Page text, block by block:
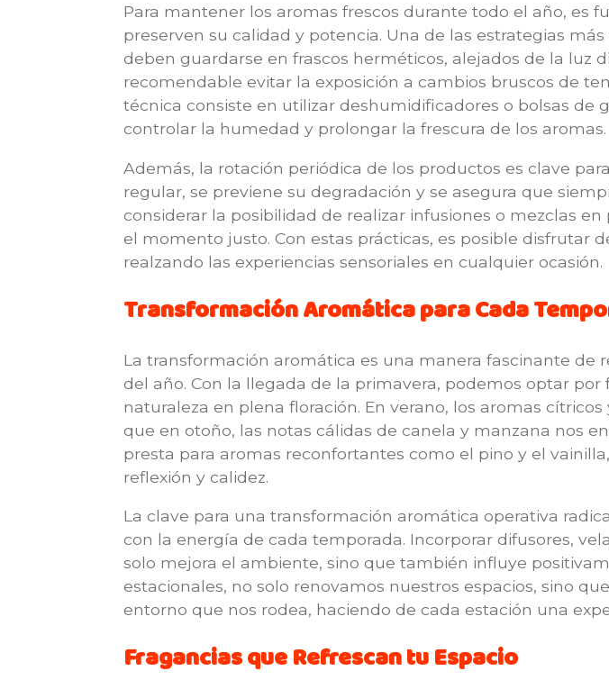
Para mantener los aromas frescos durante todo el año, es
preserven su calidad y potencia. Una de las estrategias
deben guardarse en frascos herméticos, alejados de la luz
recomendable evitar la exposición a cambios bruscos de
técnica consiste en utilizar deshumidificadores o bolsas
controlar la humedad y prolongar la frescura de los aromas.
Además, la rotación periódica de los productos es clave
regular, se previene su degradación y se asegura que
considerar la posibilidad de realizar infusiones o mezclas
el momento justo. Con estas prácticas, es posible disfrutar
realzando las experiencias sensoriales en cualquier ocasión.
Transformación Aromática para Cada
La transformación aromática es una manera fascinante de
del año. Con la llegada de la primavera, podemos optar
naturaleza en plena floración. En verano, los aromas
que en otoño, las notas cálidas de canela y manzana nos
presta para aromas reconfortantes como el pino y el
reflexión y calidez.
La clave para una transformación aromática operativa
con la energía de cada temporada. Incorporar difusores,
solo mejora el ambiente, sino que también influye
estacionales, no solo renovamos nuestros espacios, sino
entorno que nos rodea, haciendo de cada estación una
Fragancias que Refrescan tu Espacio